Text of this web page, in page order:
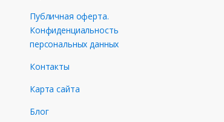
Публичная оферта.
Конфиденциальность
персональных данных
Контакты
Карта сайта
Блог